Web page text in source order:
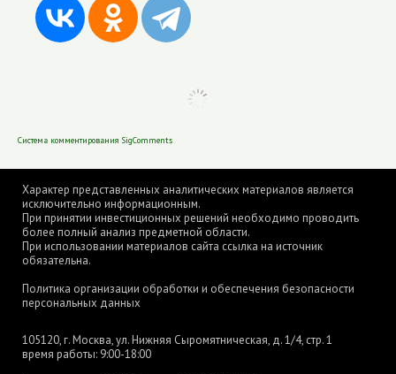
Характер представленных аналитических материалов является
исключительно информационным.
При принятии инвестиционных решений необходимо проводить
более полный анализ предметной области.
При использовании материалов сайта ссылка на источник
обязательна.
Политика организации обработки и обеспечения безопасности
персональных данных
105120, г. Москва, ул. Нижняя Сыромятническая, д. 1/4, стр. 1
время работы: 9:00-18:00